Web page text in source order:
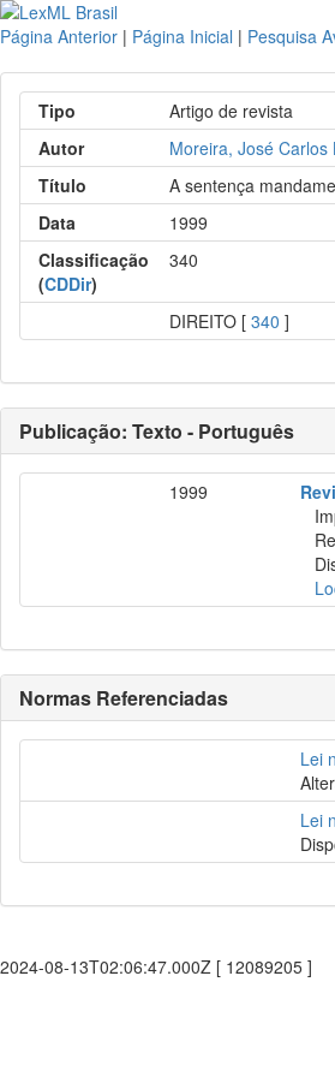
Página Anterior | Página Inicial | Pesquisa
Tipo
Artigo de revista
Autor
Moreira, José Carlos
Título
A sentença
Data
1999
Classificação
(CDDir)
340
DIREITO [340 ]
Publicação: Texto - Português
1999
Normas Referenciadas
Lei
Lei
2024-08-13T02:06:47.000Z [ 12089205 ]